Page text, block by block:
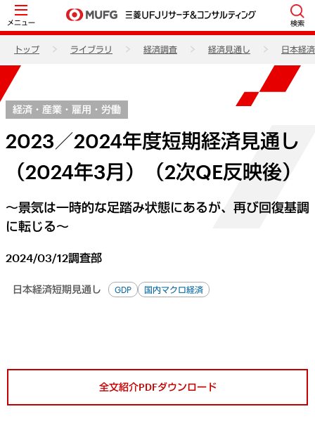
メニュー 検索
トップ ライブラリ 経済調査 経済見通し 日本経
経済・産業・雇用・労働
2023／2024年度短期経済見通し
（2024年3月）（2次QE反映後）
～景気は一時的な足踏み状態にあるが、再び回復基調
に転じる～
2024/03/12調査部
日本経済短期見通し GDP 国内マクロ経済
全文紹介PDFダウンロード